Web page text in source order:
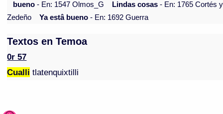
bueno - En: 1547 Olmos_G Lindas cosas - En: 1765 Cortés y
Zedeño
Ya estâ bueno - En: 1692 Guerra
Textos en Temoa
0r 57
Cualli tlatenquixtilli